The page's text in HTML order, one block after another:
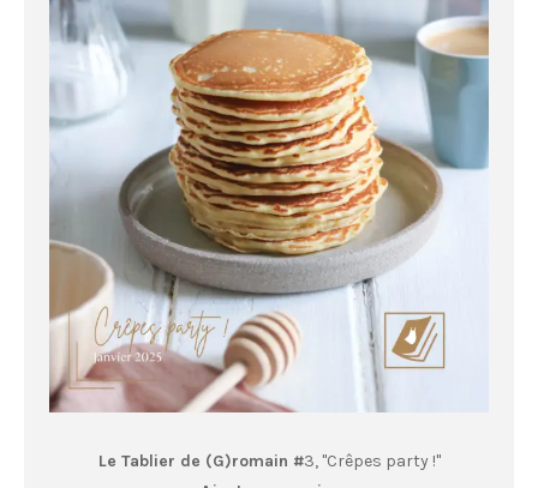
Le Tablier de (G)romain #3, "Crêpes party !"